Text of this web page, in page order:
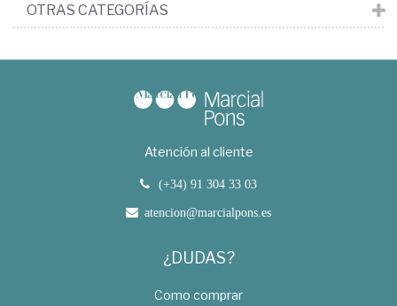
OTRAS CATEGORÍAS
Atención al cliente
(+34) 91 304 33 03
atencion@marcialpons.es
¿DUDAS?
Como comprar